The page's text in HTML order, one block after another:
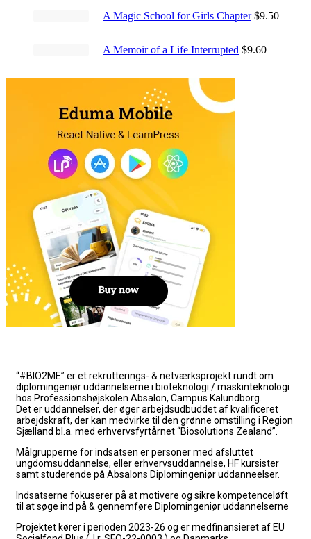
A Magic School for Girls Chapter $9.50
A Memoir of a Life Interrupted $9.60
“#BIO2ME” er et rekrutterings- & netværksprojekt rundt om
diplomingeniør uddannelserne i bioteknologi / maskinteknologi
hos Professionshøjskolen Absalon, Campus Kalundborg.
Det er uddannelser, der øger arbejdsudbuddet af kvalificeret
arbejdskraft, der kan medvirke til den grønne omstilling i Region
Sjælland bl.a. med erhvervsfyrtårnet “Biosolutions Zealand”.
Målgrupperne for indsatsen er personer med afsluttet
ungdomsuddannelse, eller erhvervsuddannelse, HF kursister
samt studerende på Absalons Diplomingeniør uddanneelser.
Indsatserne fokuserer på atmotivere og sikre kompetenceløft
til at søge ind på & gennemføre Diplomingeniør uddannelserne
Projektet kører i perioden 2023-26 og er medfinansieret af EU